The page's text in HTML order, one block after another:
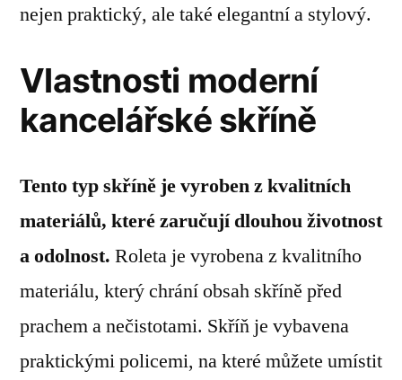
nejen praktický, ale také elegantní a stylový.
Vlastnosti moderní
kancelářské skříně
Tento typ skříně je vyroben z kvalitních
materiálů, které zaručují dlouhou životnost
a odolnost. Roleta je vyrobena z kvalitního
materiálu, který chrání obsah skříně před
prachem a nečistotami. Skříň je vybavena
praktickými policemi, na které můžete umístit